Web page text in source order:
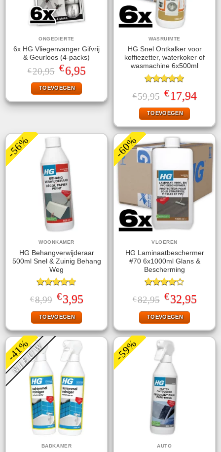
ONGEDIERTE
6x HG Vliegenvanger Gifvrij
& Geurloos (4-packs)
€20,95 Oorspronkelijke
prijs
was:
€20,95.
€6,95Huidige
prijs
TOEVOEGEN
WASRUIMTE
HG Snel Ontkalker voor
koffiezetter, waterkoker of
wasmachine 6x500ml
Gewaardeerd
5.00uit 5
€59,95 Oorspronkelijke
prijs
was:
€59,95.
€17,94Huidige
prijs
TOEVOEGEN
-56%
WOONKAMER
HG Behangverwijderaar
500ml Snel & Zuinig Behang
Weg
Gewaardeerd
4.67uit 5
€8,99 Oorspronkelijke
prijs
was:
€8,99.
€3,95Huidige
prijs
is:
TOEVOEGEN
-60%
VLOEREN
HG Laminaatbeschermer
#70 6x1000ml Glans &
Bescherming
Gewaardeerd
4.00uit
€82,95 Oorspronkelijke
prijs
was:
€82,95.
€32,95Huidige
prijs
TOEVOEGEN
-41%
NIEUW
BADKAMER
-59%
AUTO